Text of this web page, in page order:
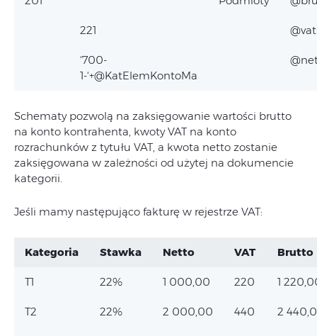
221 @vat
‘700-
1-‘+@KatElemKontoMa
Schematy pozwolą na zaksięgowanie wartości brutto
na konto kontrahenta, kwoty VAT na konto
rozrachunków z tytułu VAT, a kwota netto zostanie
zaksięgowana w zależności od użytej na dokumencie
kategorii.
Jeśli mamy następująco fakturę w rejestrze VAT:
Kategoria Stawka Netto VAT Brutto
T1 22% 1 000,00 220 1
T2 22% 2 000,00 440 2